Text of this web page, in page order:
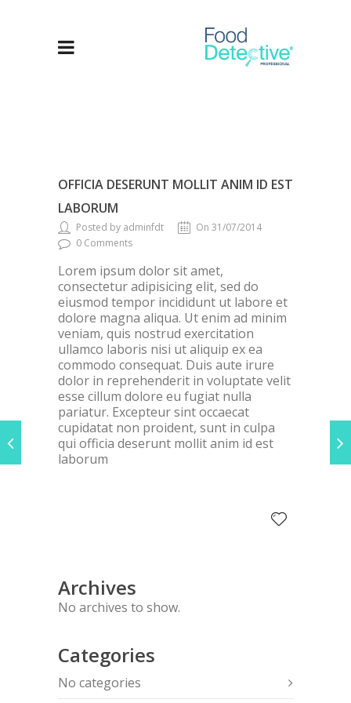
OFFICIA DESERUNT MOLLIT ANIM ID EST
LABORUM
Posted by adminfdt
On 31/07/2014
0 Comments
Lorem ipsum dolor sit amet,
consectetur adipisicing elit, sed do
eiusmod tempor incididunt ut labore et
dolore magna aliqua. Ut enim ad minim
veniam, quis nostrud exercitation
ullamco laboris nisi ut aliquip ex ea
commodo consequat. Duis aute irure
dolor in reprehenderit in voluptate velit
esse cillum dolore eu fugiat nulla
pariatur. Excepteur sint occaecat
cupidatat non proident, sunt in culpa
qui officia deserunt mollit anim id est
laborum
Archives
No archives to show.
Categories
No categories